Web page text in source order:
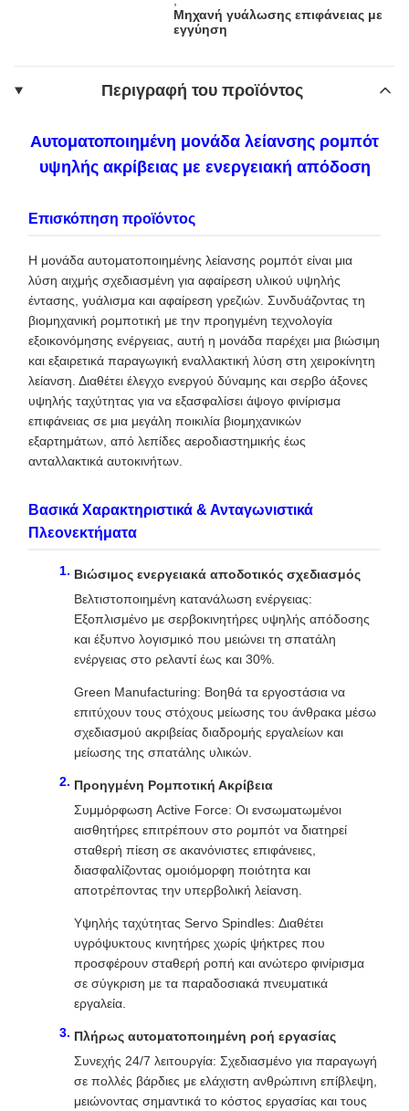
Μηχανή γυάλωσης επιφάνειας με
εγγύηση
Περιγραφή του προϊόντος
Αυτοματοποιημένη μονάδα λείανσης ρομπότ
υψηλής ακρίβειας με ενεργειακή απόδοση
Επισκόπηση προϊόντος
Η μονάδα αυτοματοποιημένης λείανσης ρομπότ είναι μια
λύση αιχμής σχεδιασμένη για αφαίρεση υλικού υψηλής
έντασης, γυάλισμα και αφαίρεση γρεζιών. Συνδυάζοντας τη
βιομηχανική ρομποτική με την προηγμένη τεχνολογία
εξοικονόμησης ενέργειας, αυτή η μονάδα παρέχει μια βιώσιμη
και εξαιρετικά παραγωγική εναλλακτική λύση στη χειροκίνητη
λείανση. Διαθέτει έλεγχο ενεργού δύναμης και σερβο άξονες
υψηλής ταχύτητας για να εξασφαλίσει άψογο φινίρισμα
επιφάνειας σε μια μεγάλη ποικιλία βιομηχανικών
εξαρτημάτων, από λεπίδες αεροδιαστημικής έως
ανταλλακτικά αυτοκινήτων.
Βασικά Χαρακτηριστικά & Ανταγωνιστικά
Πλεονεκτήματα
Βιώσιμος ενεργειακά αποδοτικός σχεδιασμός
Βελτιστοποιημένη κατανάλωση ενέργειας:
Εξοπλισμένο με σερβοκινητήρες υψηλής απόδοσης
και έξυπνο λογισμικό που μειώνει τη σπατάλη
ενέργειας στο ρελαντί έως και 30%.
Green Manufacturing: Βοηθά τα εργοστάσια να
επιτύχουν τους στόχους μείωσης του άνθρακα μέσω
σχεδιασμού ακριβείας διαδρομής εργαλείων και
μείωσης της σπατάλης υλικών.
Προηγμένη Ρομποτική Ακρίβεια
Συμμόρφωση Active Force: Οι ενσωματωμένοι
αισθητήρες επιτρέπουν στο ρομπότ να διατηρεί
σταθερή πίεση σε ακανόνιστες επιφάνειες,
διασφαλίζοντας ομοιόμορφη ποιότητα και
αποτρέποντας την υπερβολική λείανση.
Υψηλής ταχύτητας Servo Spindles: Διαθέτει
υγρόψυκτους κινητήρες χωρίς ψήκτρες που
προσφέρουν σταθερή ροπή και ανώτερο φινίρισμα
σε σύγκριση με τα παραδοσιακά πνευματικά
εργαλεία.
Πλήρως αυτοματοποιημένη ροή εργασίας
Συνεχής 24/7 λειτουργία: Σχεδιασμένο για παραγωγή
σε πολλές βάρδιες με ελάχιστη ανθρώπινη επίβλεψη,
μειώνοντας σημαντικά το κόστος εργασίας και τους